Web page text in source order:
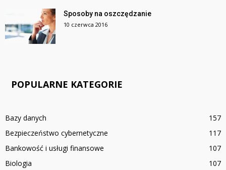
Sposoby na oszczędzanie
10 czerwca 2016
POPULARNE KATEGORIE
Bazy danych
157
Bezpieczeństwo cybernetyczne
117
Bankowość i usługi finansowe
107
Biologia
107